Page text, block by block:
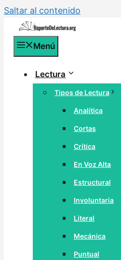
Saltar al contenido
Menú
Lectura
Tipos de Lectura
Analítica
Cortas
Crítica
En Voz Alta
Estructural
Involuntaria
Literal
Mecánica
Puntual